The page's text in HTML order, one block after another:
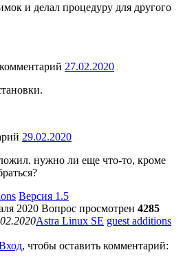
и делал процедуру для другого
27.02.2020
29.02.2020
нужно ли еще что-то, кроме
Версия 1.5
2020 Вопрос просмотрен 4285
Astra Linux SE guest additions
, чтобы оставить комментарий: